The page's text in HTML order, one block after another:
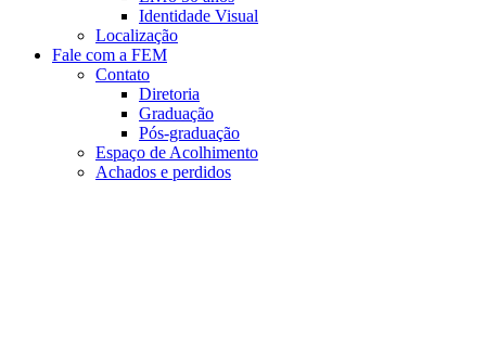
Identidade Visual
Localização
Fale com a FEM
Contato
Diretoria
Graduação
Pós-graduação
Espaço de Acolhimento
Achados e perdidos